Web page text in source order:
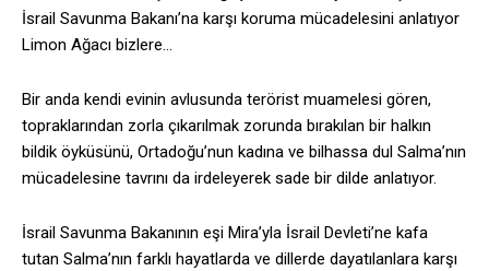
İsrail Savunma Bakanı’na karşı koruma mücadelesini anlatıyor
Limon Ağacı bizlere…
Bir anda kendi evinin avlusunda terörist muamelesi gören,
topraklarından zorla çıkarılmak zorunda bırakılan bir halkın
bildik öyküsünü, Ortadoğu’nun kadına ve bilhassa dul Salma’nın
mücadelesine tavrını da irdeleyerek sade bir dilde anlatıyor.
İsrail Savunma Bakanının eşi Mira’yla İsrail Devleti’ne kafa
tutan Salma’nın farklı hayatlarda ve dillerde dayatılanlara karşı